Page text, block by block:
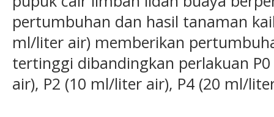
pertumbuhan dan hasil tanaman
ml/liter air) memberikan
tertinggi dibandingkan perlakuan
air), P2 (10 ml/liter air), P4 (20 ml/